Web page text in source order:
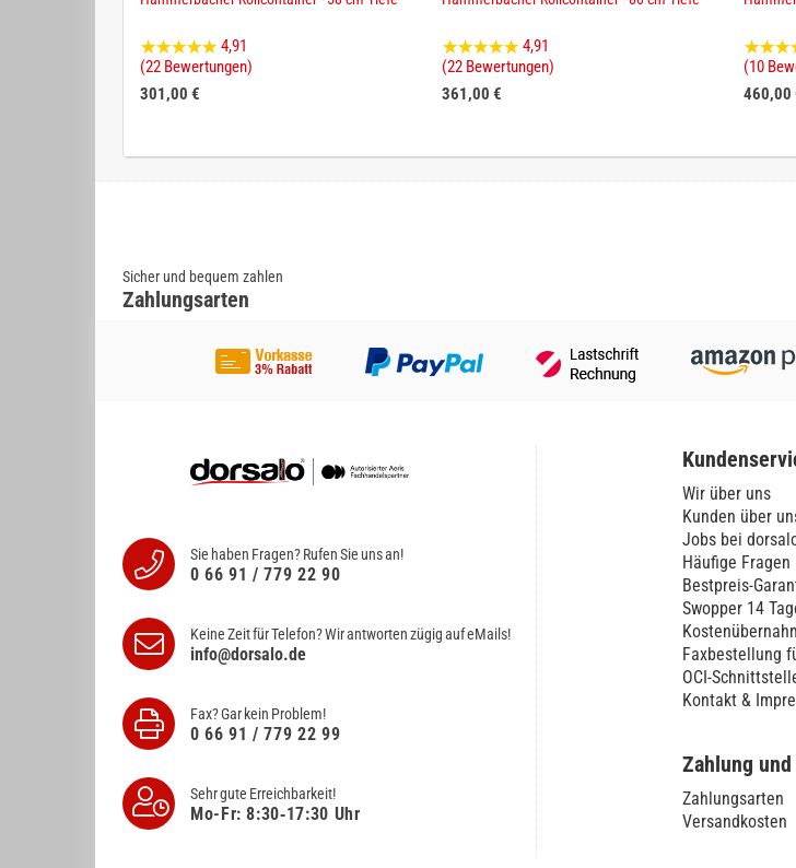
4,91
(22 Bewertungen)
301,00 €
4,91
(22 Bewertungen)
361,00 €
(10
460,00
Sicher und bequem zahlen
Zahlungsarten
Sie haben Fragen? Rufen Sie uns an!
0 66 91 / 779 22 90
Keine Zeit für Telefon? Wir antwortenzügig auf eMails!
info@dorsalo.de
Fax? Gar kein Problem!
0 66 91 / 779 22 99
Sehr gute Erreichbarkeit!
Mo-Fr: 8:30‑17:30 Uhr
Wir über uns
Kunden über
Jobs bei
Häufige Fragen
Bestpreis-
Swopper 14
Faxbestellung
OCI-
Kontakt &
Zahlung
Zahlungsarten
Versandkosten